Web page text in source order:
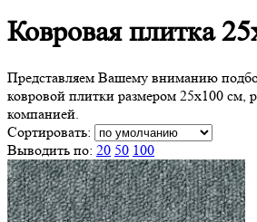
Ковровая плитка
Представляем Вашему вниманию
ковровой плитки размером 25x100 см,
компанией.
Сортировать:
Выводить по: 20 50 100